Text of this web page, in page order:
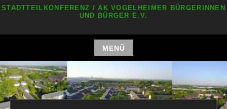
STADTTEILKONFERENZ / AK VOGELHEIMER BÜRGERINNEN
UND BÜRGER E.V.
MENÜ
Zum
Inhalt
springen